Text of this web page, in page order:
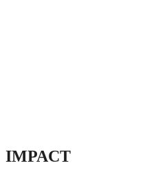
IMPACT